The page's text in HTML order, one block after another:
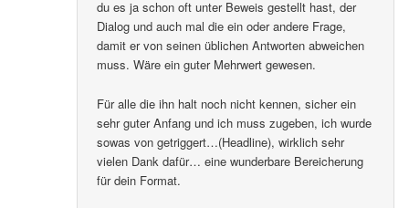
du es ja schon oft unter Beweis gestellt hast, der
Dialog und auch mal die ein oder andere Frage,
damit er von seinen üblichen Antworten abweichen
muss. Wäre ein guter Mehrwert gewesen.
Für alle die ihn halt noch nicht kennen, sicher ein
sehr guter Anfang und ich muss zugeben, ich wurde
sowas von getriggert…(Headline), wirklich sehr
vielen Dank dafür… eine wunderbare Bereicherung
für dein Format.